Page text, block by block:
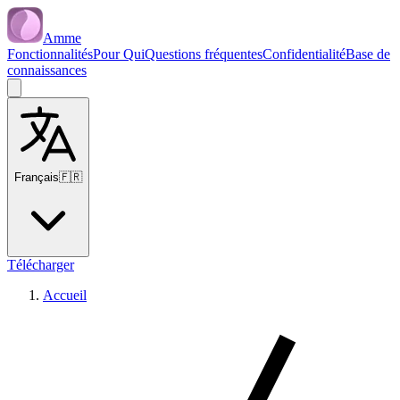
Amme
FonctionnalitésPour QuiQuestions fréquentesConfidentialitéBase de
connaissances
Français🇫🇷
Télécharger
Accueil